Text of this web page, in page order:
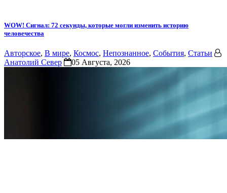
WOW! Сигнал: 72 секунды, которые могли изменить историю
человечества
Авторское, В мире, Космос, Непознанное, События, Статьи
Анатолий Север
05 Августа, 2026